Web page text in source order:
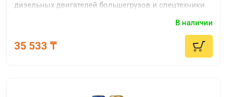
дизельных двигателей большегрузов и спецтехники.
В наличии
35 533 ₸